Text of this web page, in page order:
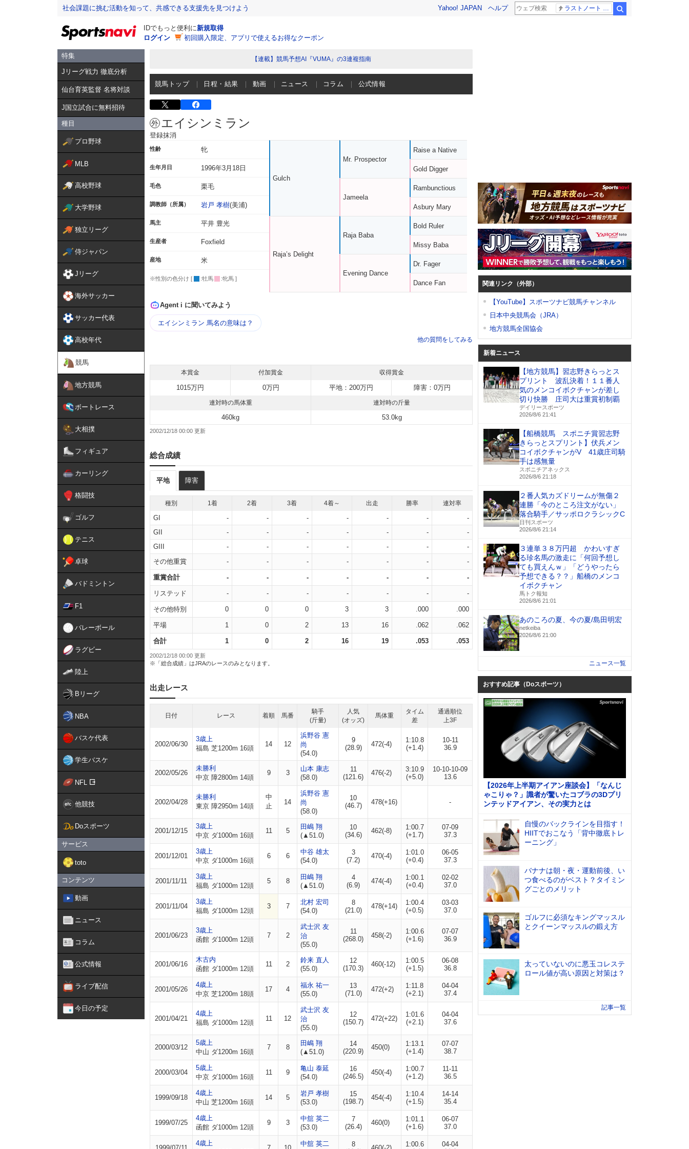
社会課題に挑む活動を知って、共感できる支援先を見つけよう Yahoo! JAPAN ヘルプ
IDでもっと便利に新規取得
ログイン
初回購入限定、アプリで使えるお得なクーポン
特集
Jリーグ戦力 徹底分析
仙台育英監督 名将対談
J国立試合に無料招待
種目
プロ野球
MLB
高校野球
大学野球
独立リーグ
侍ジャパン
Jリーグ
海外サッカー
サッカー代表
高校年代
競馬
地方競馬
ボートレース
大相撲
フィギュア
カーリング
格闘技
ゴルフ
テニス
卓球
バドミントン
F1
バレーボール
ラグビー
陸上
Bリーグ
NBA
バスケ代表
学生バスケ
NFL
他競技
Doスポーツ
サービス
toto
コンテンツ
動画
ニュース
コラム
公式情報
ライブ配信
今日の予定
【連載】競馬予想AI『VUMA』の3連複指南
競馬トップ 日程・結果 動画 ニュース コラム 公式情報
エイシンミラン
登録抹消
性齢 牝
生年月日 1996年3月18日
毛色 栗毛
調教師（所属） 岩戸 孝樹(美浦)
馬主 平井 豊光
生産者 Foxfield
産地 米
※性別の色分け [ :牡馬 :牝馬 ]
Gulch
Raja’s Delight
Mr. Prospector
Jameela
Raja Baba
Evening Dance
Raise a Native
Gold Digger
Rambunctious
Asbury Mary
Bold Ruler
Missy Baba
Dr. Fager
Dance Fan
Agent i に聞いてみよう
エイシンミラン 馬名の意味は？
他の質問をしてみる
本賞金 付加賞金 収得賞金
1015万円 0万円 平地：200万円 障害：0万円
連対時の馬体重 連対時の斤量
460kg 53.0kg
2002/12/18 00:00
総合成績
平地 障害
種別 1着 2着 3着 4着～ 出走 勝率 連対率
GI - - - - - -
-
GII
- - - - - -
-
GIII
- - - - - -
-
その他重賞
- - - - - - -
重賞合計 - - - - - - -
リステッド - - - - - - -
その他特別 0 0 0 3 3 .000 .000
平場 1 0 2 13 16 .062 .062
合計 1 0 2 16 19 .053 .053
2002/12/18 00:00 更新
※「総合成績」はJRAのレースのみとなります。
出走レース
日付 レース 着順 馬番
騎手
(斤量)
人気
(オッズ)
馬体重
タイム
差
通過順位
上3F
2002/06/30
3歳上
福島 芝1200m 16頭
14 12
浜野谷 憲
尚
(54.0)
9
(28.9)
472(-4)
1:10.8
(+1.4)
10-11
36.9
2002/05/26
未勝利
中京 障2800m 14頭
9 3
山本 康志
(58.0)
11
(121.6)
476(-2)
3:10.9
(+5.0)
10-10-10-09
13.6
2002/04/28
未勝利
東京 障2950m 14頭
中
止
14
浜野谷 憲
尚
(58.0)
10
(46.7)
478(+16) -
2001/12/15
3歳上
中京 ダ1000m 16頭
11 5
田嶋 翔
(▲51.0)
10
(34.6)
462(-8)
1:00.7
(+1.7)
07-09
37.3
2001/12/01
3歳上
中京 ダ1000m 16頭
6 6
中谷 雄太
(54.0)
3
(7.2)
470(-4)
1:01.0
(+0.4)
06-05
37.3
2001/11/11
3歳上
福島 ダ1000m 12頭
5 8
田嶋 翔
(▲51.0)
4
(6.9)
474(-4)
1:00.1
(+0.4)
02-02
37.0
2001/11/04
3歳上
福島 ダ1000m 12頭
3 7
北村 宏司
(54.0)
8
(21.0)
478(+14)
1:00.4
(+0.5)
03-03
37.0
2001/06/23
3歳上
函館 ダ1000m 12頭
7 2
武士沢 友
治
(55.0)
11
(268.0)
458(-2)
1:00.6
(+1.6)
07-07
36.9
2001/06/16
木古内
函館 ダ1000m 12頭
11 2
鈴来 直人
(55.0)
12
(170.3)
460(-12)
1:00.5
(+1.5)
06-08
36.8
2001/05/26
4歳上
中京 芝1200m 18頭
17 4
福永 祐一
(55.0)
13
(71.0)
472(+2)
1:11.8
(+2.1)
04-04
37.4
2001/04/21
4歳上
福島 ダ1000m 12頭
11 12
武士沢 友
治
(55.0)
12
(150.7)
472(+22)
1:01.6
(+2.1)
04-04
37.6
2000/03/12
5歳上
中山 ダ1200m 16頭
7 8
田嶋 翔
(▲51.0)
14
(220.9)
450(0)
1:13.1
(+1.4)
07-07
38.7
2000/03/04
5歳上
中京 ダ1000m 16頭
11 9
亀山 泰延
(54.0)
16
(246.5)
450(-4)
1:00.7
(+1.2)
11-11
36.5
1999/09/18
4歳上
中山 芝1200m 16頭
14 5
岩戸 孝樹
(53.0)
15
(198.7)
454(-4)
1:10.4
(+1.5)
14-14
35.4
1999/07/25
4歳上
函館 ダ1000m 12頭
9 3
中舘 英二
(53.0)
7
(26.4)
460(0)
1:01.1
(+1.6)
06-07
37.0
4歳上
中舘 英二
8
1:00.6
04-04
関連リンク（外部）
【YouTube】スポーツナビ競馬チャンネル
日本中央競馬会（JRA）
地方競馬全国協会
新着ニュース
【地方競馬】習志野きらっとス
プリント 波乱決着！１１番人
気のメンコイボクチャンが差し
切り快勝 庄司大は重賞初制覇
デイリースポーツ
2026/8/6 21:41
【船橋競馬 スポニチ賞習志野
きらっとスプリント】伏兵メン
コイボクチャンがV 41歳庄司騎
手は感無量
スポニチアネックス
2026/8/6 21:18
２番人気カズドリームが無傷２
連勝「今のところ注文がない」
落合騎手／サッポロクラシックC
日刊スポーツ
2026/8/6 21:14
３連単３８万円超 かわいすぎ
る珍名馬の激走に「何回予想し
ても買えんｗ」「どうやったら
予想できる？？」船橋のメンコ
イボクチャン
馬トク報知
2026/8/6 21:01
あのころの夏、今の夏/島田明宏
netkeiba
2026/8/6 21:00
ニュース一覧
おすすめ記事（Doスポーツ）
【2026年上半期アイアン座談会】「なんじ
ゃこりゃ？」識者が驚いたコブラの3Dプリ
ンテッドアイアン、その実力とは
自慢のバックラインを目指す！
HIITでおこなう「背中徹底トレ
ーニング」
バナナは朝・夜・運動前後、い
つ食べるのがベスト？タイミン
グごとのメリット
ゴルフに必須なキングマッスル
とクイーンマッスルの鍛え方
太っていないのに悪玉コレステ
ロール値が高い原因と対策は？
記事一覧